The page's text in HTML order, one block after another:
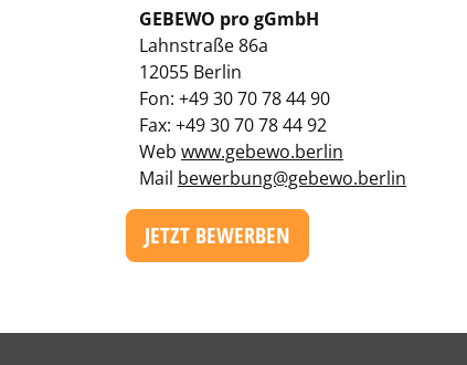
GEBEWO pro gGmbH
Lahnstraße 86a
12055 Berlin
Fon: +49 30 70 78 44 90
Fax: +49 30 70 78 44 92
Web www.gebewo.berlin
Mail bewerbung@gebewo.berlin
JETZT BEWERBEN